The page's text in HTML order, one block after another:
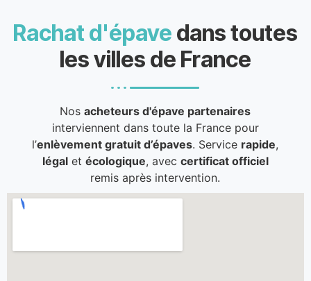
Rachat d'épave dans toutes
les villes de France
Nosacheteurs d'épave partenaires
interviennent dans toute la France pour
l’enlèvement gratuit d’épaves. Service rapide,
légalet écologique, avec certificat officiel
remis après intervention.